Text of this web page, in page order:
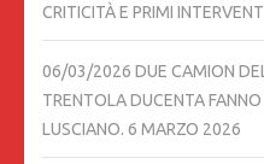
CRITICITÀ E PRIMI
06/03/2026 DUE CAMION
TRENTOLA DUCENTA
LUSCIANO. 6 MARZO 2026